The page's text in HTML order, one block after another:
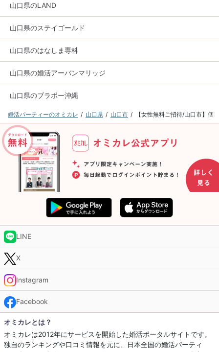
山口県のLAND
山口県のステイゴールド
山口県のはなしま専科
山口県の婚活アーバンマリッジ
山口県のブラボー沖縄
婚活パーティーのオミカレ 山口県 山口市 【女性無料ご招待/山口市】
LINE
X
Instagram
Facebook
オミカレとは？
オミカレは2012年にサービスを開始した婚活ポータルサイトです。
独自のランキングや口コミ情報を元に、日本全国の婚活パーティ